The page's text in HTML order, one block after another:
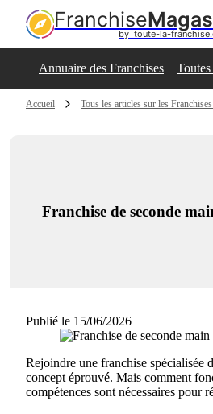
Franchise
by  toute-la-
Annuaire des Franchises
Accueil Tous les articles sur les
Franchise de seconde
Publié le 15/06/2026
Rejoindre une franchise spécialisée
concept éprouvé. Mais comment
compétences sont nécessaires pour